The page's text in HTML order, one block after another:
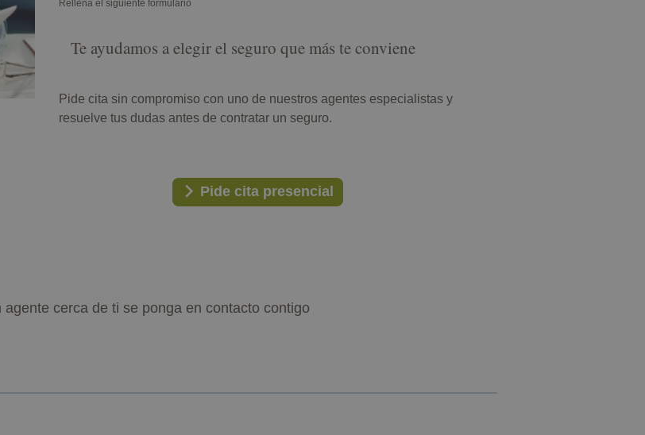
Rellena el siguiente formulario
Te ayudamos a elegir el seguro que más te conviene
Pide cita sin compromiso con uno de nuestros agentes especialistas y
resuelve tus dudas antes de contratar un seguro.
Pide cita presencial
cerca de ti se ponga en contacto contigo